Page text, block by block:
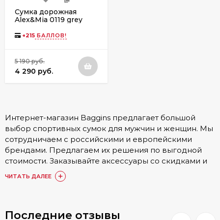
Сумка дорожная
Alex&Mia 0119 grey
+215 БАЛЛОВ!
5 190 руб.
4 290 руб.
Интернет-магазин Baggins предлагает большой
выбор спортивных сумок для мужчин и женщин. Мы
сотрудничаем с российскими и европейскими
брендами. Предлагаем их решения по выгодной
стоимости. Заказывайте аксессуары со скидками и
следите за нашими акциями.
ЧИТАТЬ ДАЛЕЕ
Последние отзывы